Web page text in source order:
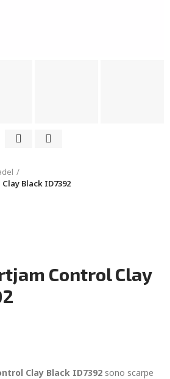
Black ID7392
Control Clay
Clay Black ID7392 sono scarpe